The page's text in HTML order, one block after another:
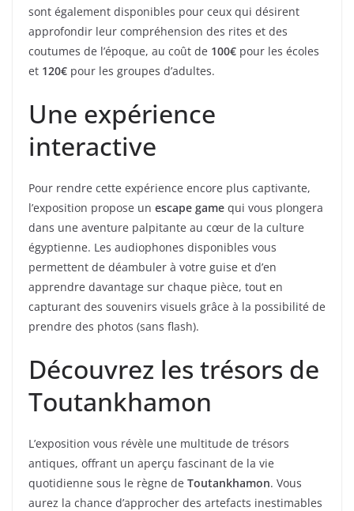
sont également disponibles pour ceux qui désirent
approfondir leur compréhension des rites et des
coutumes de l’époque, au coût de 100€ pour les écoles
et 120€ pour les groupes d’adultes.
Une expérience
interactive
Pour rendre cette expérience encore plus captivante,
l’exposition propose un escape game qui vous plongera
dans une aventure palpitante au cœur de la culture
égyptienne. Les audiophones disponibles vous
permettent de déambuler à votre guise et d’en
apprendre davantage sur chaque pièce, tout en
capturant des souvenirs visuels grâce à la possibilité de
prendre des photos (sans flash).
Découvrez les trésors de
Toutankhamon
L’exposition vous révèle une multitude de trésors
antiques, offrant un aperçu fascinant de la vie
quotidienne sous le règne de Toutankhamon. Vous
aurez la chance d’approcher des artefacts inestimables